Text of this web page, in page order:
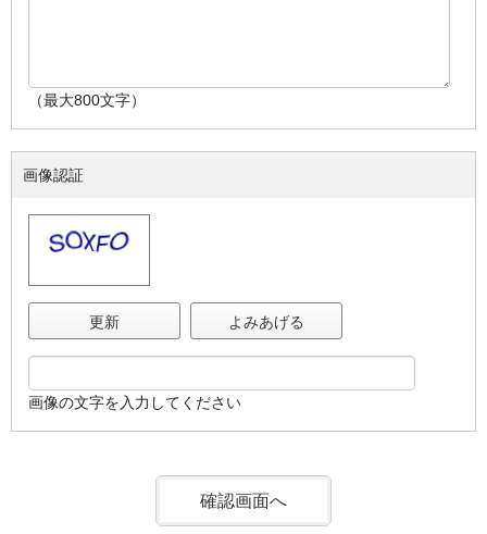
（最大800文字）
画像認証
更新 よみあげる
画像の文字を入力してください